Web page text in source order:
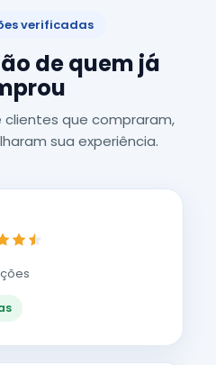
verificadas
de quem já
que compraram,
sua experiência.